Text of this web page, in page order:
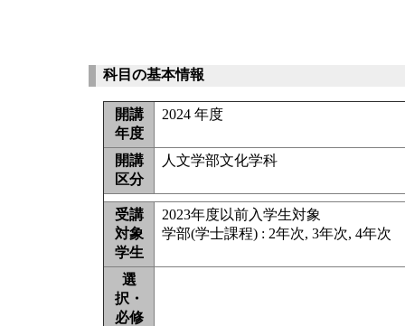
科目の基本情報
開講
年度
2024 年度
開講
区分
人文学部文化学科
受講
対象
学生
2023年度以前入学生対象
学部(学士課程) : 2年次, 3年次, 4年次
選
択・
必修